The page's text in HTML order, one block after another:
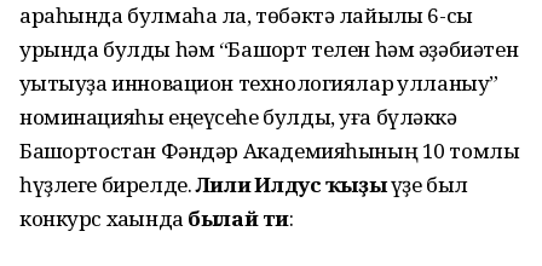
араһында булмаһа ла, төбәктә лайыҡлы 6-сы
урында булды һәм “Башҡорт телен һәм әҙәбиәтен
уҡытыуҙа инновацион технологиялар ҡулланыу”
номинацияһы еңеүсеһе булды, уға бүләккә
Башҡортостан Фәндәр Академияһының 10 томлыҡ
һүҙлеге бирелде.Лилиә Илдус ҡыҙыүҙе был
конкурс хаҡында былай ти: